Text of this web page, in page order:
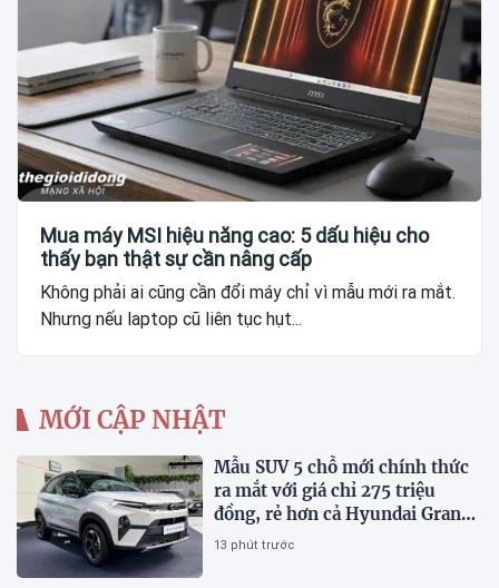
Mua máy MSI hiệu năng cao: 5 dấu hiệu cho
thấy bạn thật sự cần nâng cấp
Không phải ai cũng cần đổi máy chỉ vì mẫu mới ra mắt.
Nhưng nếu laptop cũ liên tục hụt...
MỚI CẬP NHẬT
Mẫu SUV 5 chỗ mới chính thức
ra mắt với giá chỉ 275 triệu
đồng, rẻ hơn cả Hyundai Grand
i10 và Kia Morning
13 phút trước